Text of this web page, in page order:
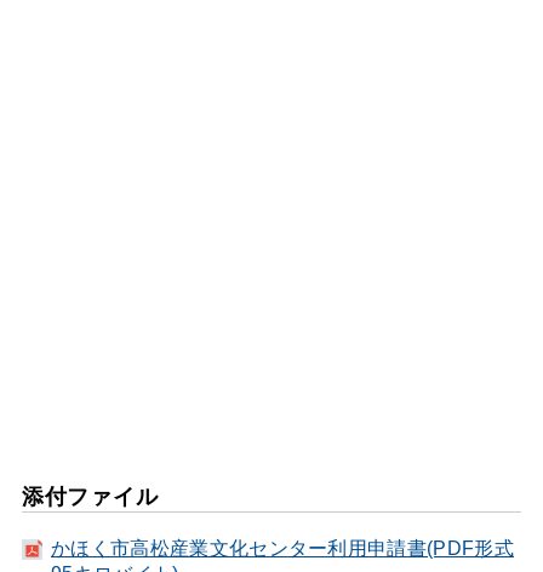
添付ファイル
かほく市高松産業文化センター利用申請書(PDF形式